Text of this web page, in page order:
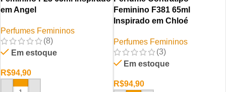
em Angel
Perfumes Femininos
(8)
Em estoque
R$94,90
Feminino F381 65ml
Inspirado em Chloé
Perfumes Femininos
(3)
Em estoque
R$94,90